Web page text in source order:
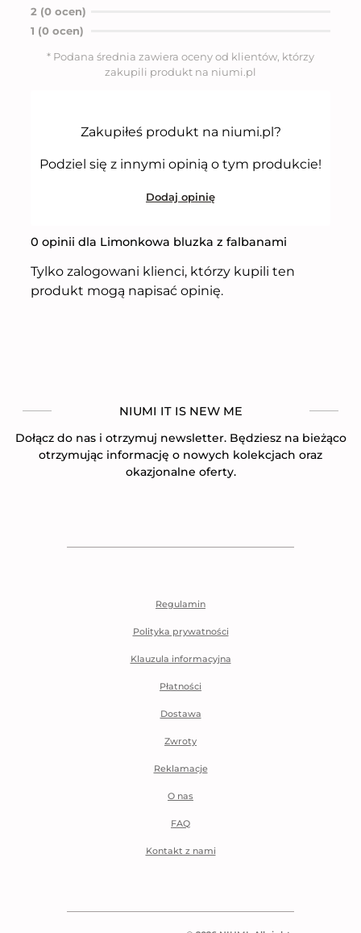
5
n
2 (0 ocen)
1 (0 ocen)
* Podana średnia zawiera oceny od klientów, którzy
zakupili produkt na niumi.pl
Zakupiłeś produkt na niumi.pl?
Podziel się z innymi opinią o tym produkcie!
Dodaj opinię
0 opinii dla Limonkowa bluzka z falbanami
Tylko zalogowani klienci, którzy kupili ten
produkt mogą napisać opinię.
NIUMI IT IS NEW ME
Dołącz do nas i otrzymuj newsletter. Będziesz na bieżąco
otrzymując informację o nowych kolekcjach oraz
okazjonalne oferty.
Regulamin
Polityka prywatności
Klauzula informacyjna
Płatności
Dostawa
Zwroty
Reklamacje
O nas
FAQ
Kontakt z nami